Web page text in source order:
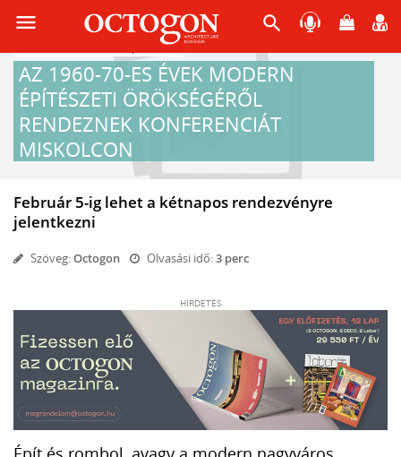
menu search
Építészet
AZ 1960-70-ES ÉVEK MODERN
ÉPÍTÉSZETI ÖRÖKSÉGÉRŐL
RENDEZNEK KONFERENCIÁT
MISKOLCON
Február 5-ig lehet a kétnapos rendezvényre
jelentkezni
Szöveg:Octogon Olvasási idő:3 perc
HIRDETÉS